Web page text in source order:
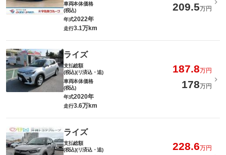
車両本体価格
(税込)
209.5万円
年式2022年
走行3.1万km
ライズ
支払総額
(税込)(リ済込・追)
187.8万円
車両本体価格
(税込)
178万円
年式2020年
走行3.6万km
ライズ
支払総額
(税込)(リ済込・追)
228.6万円